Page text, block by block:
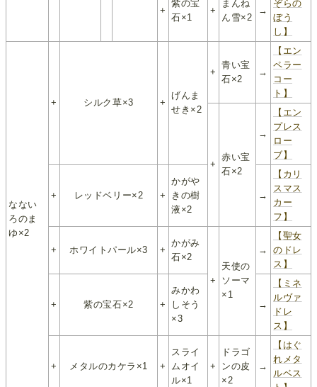
+
紫の宝
石×1
+
まんね
ん雪×2
→
ぞらの
ぼう
し】
なない
ろのま
ゆ×2
+ シルク草×3 +
げんま
せき×2
+
青い宝
石×2
→
【エン
ペラー
コー
ト】
+
赤い宝
石×2
→
【エン
プレス
ロー
ブ】
+ レッドベリー×2 +
かがや
きの樹
液×2
→
【カリ
スマス
カー
フ】
+ ホワイトパール×3 +
かがみ
石×2
+
天使の
ソーマ
×1
→
【聖女
のドレ
ス】
+ 紫の宝石×2 +
みかわ
しそう
×3
→
【ミネ
ルヴァ
ドレ
ス】
+ メタルのカケラ×1 +
スライ
ムオイ
ル×1
+
ドラゴ
ンの皮
×2
→
【はぐ
れメタ
ルベス